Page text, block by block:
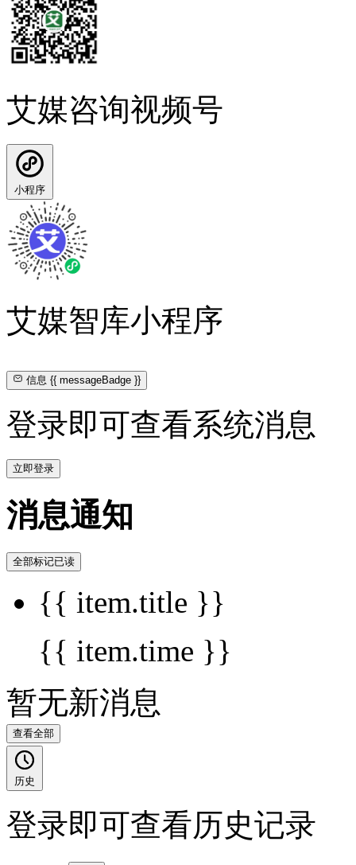
艾媒咨询视频号
小程序
艾媒智库小程序
信息{{ messageBadge }}
登录即可查看系统消息
立即登录
消息通知
全部标记已读
{{ item.title }}
{{ item.time }}
暂无新消息
查看全部
历史
登录即可查看历史记录